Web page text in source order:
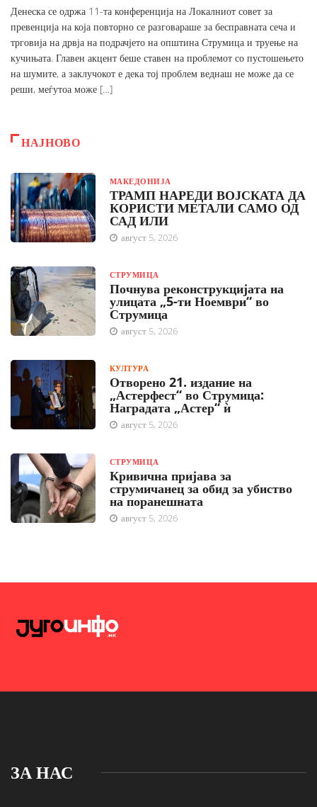
Денеска се одржа 11-та конференција на Локалниот совет за
превенција на која повторно се разговараше за бесправната сеча и
трговија на дрвја на подрачјето на општина Струмица и труење на
кучињата. Главен акцент беше ставен на проблемот со пустошењето
на шумите, а заклучокот е дека тој проблем веднаш не може да се
реши, меѓутоа може […]
НАЈНОВО
МАКЕДОНИЈА
ТРАМП НАРЕДИ ВОЈСКАТА ДА
КОРИСТИ МЕТАЛИ САМО ОД
САД ИЛИ
август 5, 2026
СТРУМИЦА
Почнува реконструкцијата на
улицата „5-ти Ноември“ во
Струмица
август 5, 2026
КУЛТУРА
Отворено 21. издание на
„Астерфест“ во Струмица:
Наградата „Астер“ ѝ
август 5, 2026
СТРУМИЦА
Кривична пријава за
струмичанец за обид за убиство
на поранешната
август 5, 2026
ЗА НАС